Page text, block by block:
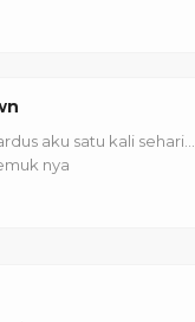
aku satu kali
nya